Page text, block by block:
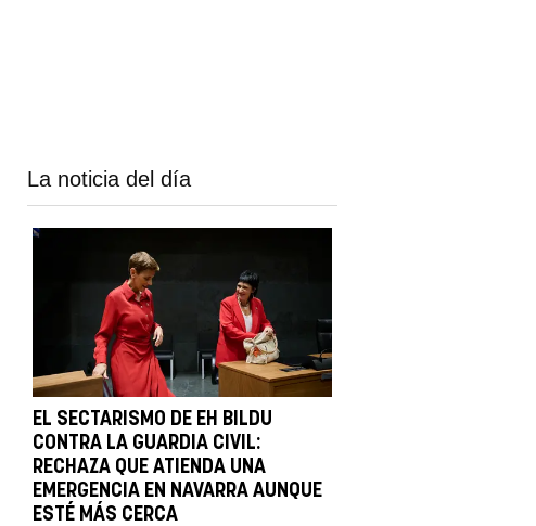
La noticia del día
EL SECTARISMO DE EH BILDU
CONTRA LA GUARDIA CIVIL:
RECHAZA QUE ATIENDA UNA
EMERGENCIA EN NAVARRA AUNQUE
ESTÉ MÁS CERCA